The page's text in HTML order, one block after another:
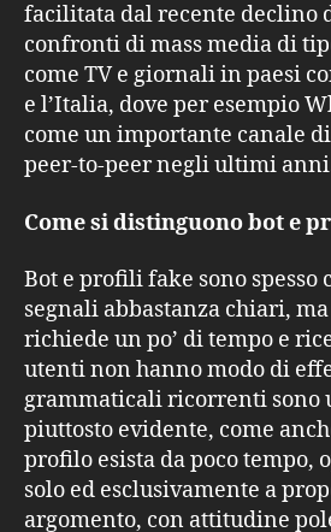
facilitata dal recente declino
confronti di mass media di
come TV e giornali in paesi
e l’Italia, dove per esempio
come un importante canale
peer-to-peer negli ultimi
Come si distinguono bot e
Bot e profili fake sono
segnali abbastanza chiari,
richiede un po’ di tempo e
utenti non hanno modo di
grammaticali ricorrenti sono
piuttosto evidente, come
profilo esista da poco tempo,
solo ed esclusivamente a
argomento, con attitudine